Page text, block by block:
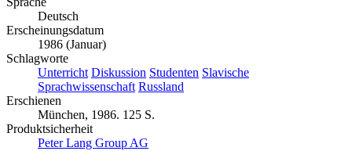
Deutsch
Erscheinungsdatum
1986 (Januar)
Schlagworte
Unterricht Diskussion Studenten Slavische
Sprachwissenschaft Russland
Erschienen
München, 1986. 125 S.
Produktsicherheit
Peter Lang Group AG